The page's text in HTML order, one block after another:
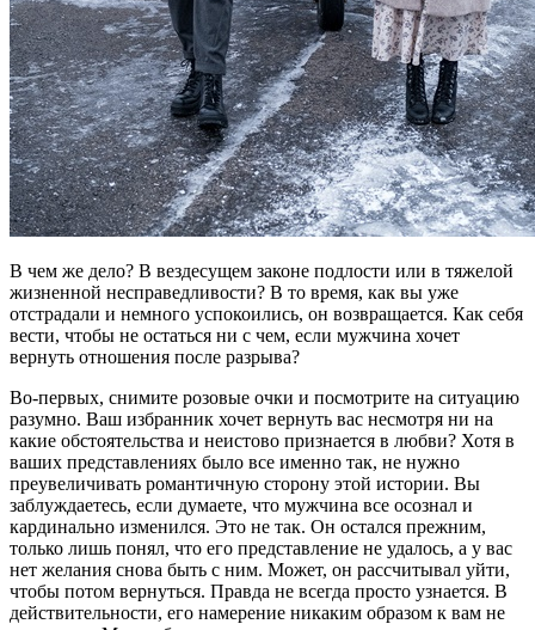
В чем же дело? В вездесущем законе подлости или в тяжелой
жизненной несправедливости? В то время, как вы уже
отстрадали и немного успокоились, он возвращается. Как себя
вести, чтобы не остаться ни с чем, если мужчина хочет
вернуть отношения после разрыва?
Во-первых, снимите розовые очки и посмотрите на ситуацию
разумно. Ваш избранник хочет вернуть вас несмотря ни на
какие обстоятельства и неистово признается в любви? Хотя в
ваших представлениях было все именно так, не нужно
преувеличивать романтичную сторону этой истории. Вы
заблуждаетесь, если думаете, что мужчина все осознал и
кардинально изменился. Это не так. Он остался прежним,
только лишь понял, что его представление не удалось, а у вас
нет желания снова быть с ним. Может, он рассчитывал уйти,
чтобы потом вернуться. Правда не всегда просто узнается. В
действительности, его намерение никаким образом к вам не